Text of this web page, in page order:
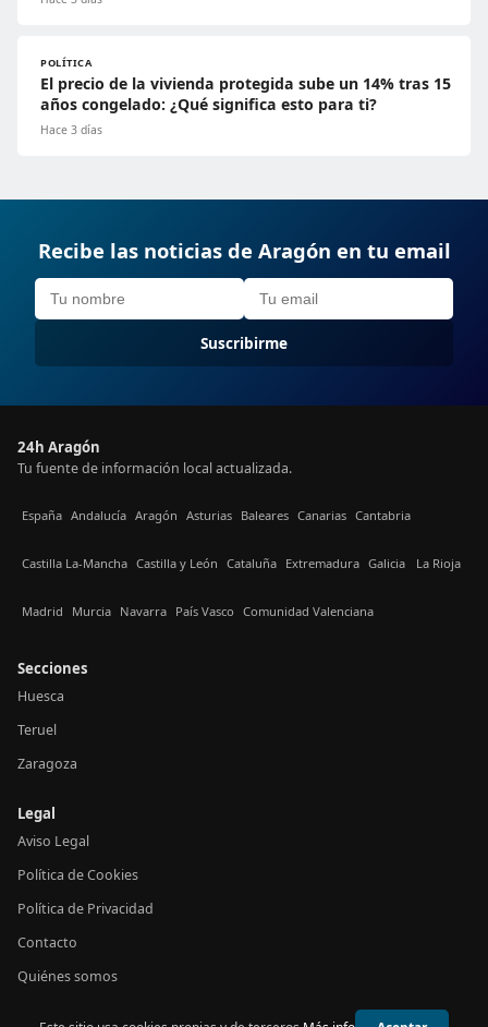
POLÍTICA
El precio de la vivienda protegida sube un 14% tras 15
años congelado: ¿Qué significa esto para ti?
Hace 3 días
Recibe las noticias de Aragón en tu email
Suscribirme
24h Aragón
Tu fuente de información local actualizada.
España Andalucía Aragón Asturias Baleares Canarias Cantabria
Castilla La-Mancha Castilla y León Cataluña Extremadura Galicia La Rioja
Madrid Murcia Navarra País Vasco Comunidad Valenciana
Secciones
Huesca
Teruel
Zaragoza
Legal
Aviso Legal
Política de Cookies
Política de Privacidad
Contacto
Quiénes somos